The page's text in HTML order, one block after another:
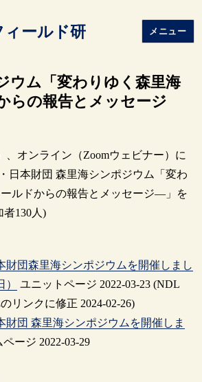
ィールド研 メニュー
ウム「変わりゆく森里海
らの報告とメッセージ
、オンライン（Zoomウェビナー）に
日本財団 森里海シンポジウム「変わ
ルドからの報告とメッセージ―」を
者130人)
財団森里海シンポジウムを開催しまし
ユニットページ 2022-03-23 (NDL
リンクに修正 2024-02-26)
財団 森里海シンポジウムを開催しま
ージ 2022-03-29